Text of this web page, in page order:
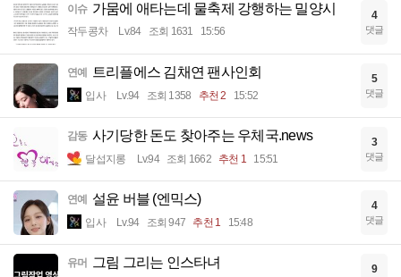
이슈 가뭄에 애타는데 물축제 강행하는 밀양시
작두콩차 Lv.84 조회 1631 15:56
4
댓글
연예 트리플에스 김채연 팬사인회
입사 Lv.94 조회 1358 추천 2 15:52
5
댓글
감동 사기당한 돈도 찾아주는 우체국.news
달섭지롱 Lv.94 조회 1662 추천 1 15:51
3
댓글
연예 설윤 버블 (엔믹스)
입사 Lv.94 조회 947 추천 1 15:48
4
댓글
유머 그림 그리는 인스타녀 9